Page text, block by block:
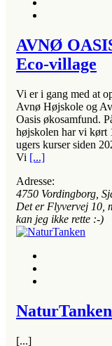
AVNØ
Eco-village
Vi er i gang med at
Avnø Højskole og
Oasis økosamfund.
højskolen har vi kørt
ugers kurser siden
Vi [...]
Adresse:
4750 Vordingborg,
Det er Flyvervej 10,
kan jeg ikke rette :-)
NaturTanken
[...]